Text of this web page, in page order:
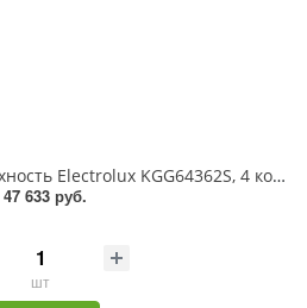
Газовая варочная поверхность Electrolux KGG64362S, 4 конфорки, закаленное стекло, 8900 Вт
47 633 руб.
шт